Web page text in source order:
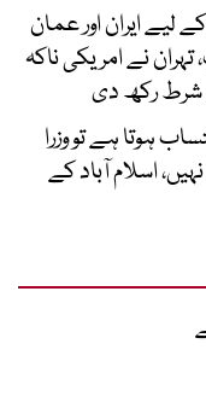
لیے ایران اور عمان
نے امریکی ناکہ
شرط رکھ دی
ہوتا ہے تو وزرا
اسلام آباد کے